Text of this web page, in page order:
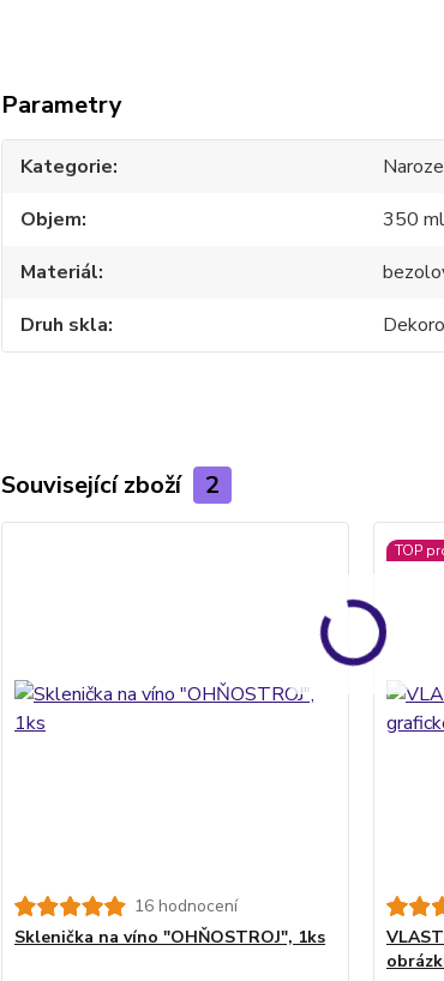
Parametry
Kategorie
Objem
350 ml
Materiál
Druh skla
Související zboží 2
16 hodnocení
Sklenička na víno "OHŇOSTROJ", 1ks
TOP